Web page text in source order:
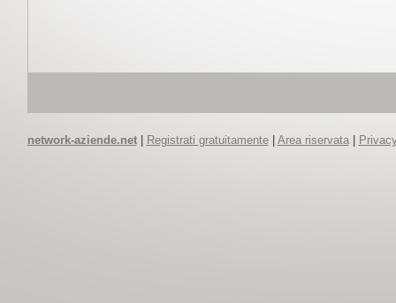
network-aziende.net| Registrati gratuitamente| Area riservata|